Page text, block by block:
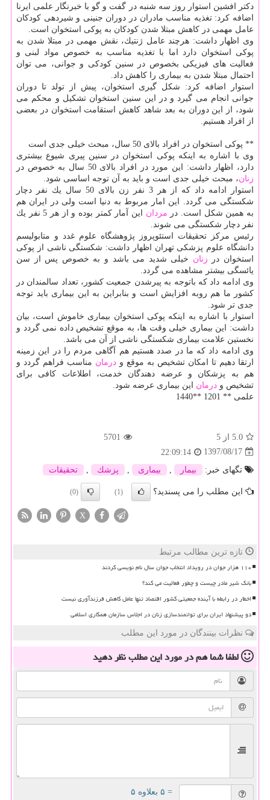
دكتر افشین استوار روز سه شنبه در گفت و گو با خبرنگار علمی ایرنا
اضافه كرد: تغذیه مناسب مادران در دوران جنینی و شیردهی كودكان
عامل مهمی در كاهش مبتلا شدن كودكان به پوكی استخوان است.
وی اظهار داشت: هرچند عامل ژنتیك، نقش مهمی در مبتلا شدن به
پوكی استخوان دارد اما با تغذیه مناسب به خصوص مواد لبنی و
فعالیت های فیزیكی بخصوص در سنین كودكی و جوانی، می توان
احتمال مبتلا شدن به بیماری را كاهش داد.
استوار اضافه كرد: شكل گیری استخوان، پیش از تولد تا دوران
جوانی انجام می گیرد و در این سنین استخوان تشكیل و محكم می
شود، از این دوران به بعد شاهد كاهش استقامت استخوان در بعضی
از افراد هستیم.
** پوكی استخوان در افراد بالای 50 سال، مبحث خیلی جدی است
وی با اشاره به اینكه پوكی استخوان در سنین پیری شیوع بیشتری
دارد، اظهار داشت: این مورد در افراد بالای 50 سال به خصوص در
زنان، مبحث خیلی جدی است و باید به آن توجه اساسی شود.
استوار ادامه داد كه از هر 3 نفر زن بالای 50 سال یك نفر دچار
شكستگی می گردد. این امار مربوط به دنیا است ولی در ایران هم
به همین شكل است. در مردان
این آمار كمتر بوده و از هر 5 نفر یك
نفر دچار شكستگی می شوند.
رئیس مركز تحقیقات استئوپروز پژوهشگاه علوم غدد و متابولیسم
دانشگاه علوم پزشكی تهران اظهار داشت: شكستگی ناشی از پوكی
استخوان در زنان خیلی شدید می باشد و به خصوص پس از سن
یائسگی بیشتر مشاهده می گردد.
وی ادامه داد كه باتوجه به پیرشدن جمعیت كشور، تعداد سالمندان در
كشور ما هم روبه افزایش است و بنابراین به این بیماری باید توجه
جدی تر شود.
استوار با اشاره به اینكه پوكی استخوان بیماری خاموش است، بیان
داشت: این بیماری خیلی وقت ها، به موقع تشخیص داده نمی گردد و
نخستین علامت بیماری شكستگی ناشی از آن می باشد.
وی ادامه داد كه ما در صدد هستیم هم آگاهی مردم را در این زمینه
ارتقا دهیم تا امكان تشخیص به موقع و درمان مناسب فراهم گردد و
هم به پزشكان و عرضه دهندگان خدمت، اطلاعات كافی برای
تشخیص و درمان این بیماری عرضه شود.
علمی ** 1201 **1440
5.0 از 5
5701
1397/08/17
22:09:14
تگهای خبر:
بیمار بیماری پزشك تحقیقات
این مطلب را می پسندید؟ (1)
(0)
X
تازه ترین مطالب مرتبط
۱۱۰ هزار جوان در رویداد انتخاب جوان سال نام نویسی کردند
بانک شیر مادر چیست و چطور فعالیت می کند؟
اخطار در رابطه با آینده جمعیتی کشور اقتصاد تنها عامل کاهش فرزندآوری نیست
دو پیشنهاد ایران برای توانمندسازی زنان در اجلاس سازمان همکاری اسلامی
نظرات بینندگان در مورد این مطلب
لطفا شما همدر مورد این مطلبنظر دهید
= ۵ بعلاوه ۵